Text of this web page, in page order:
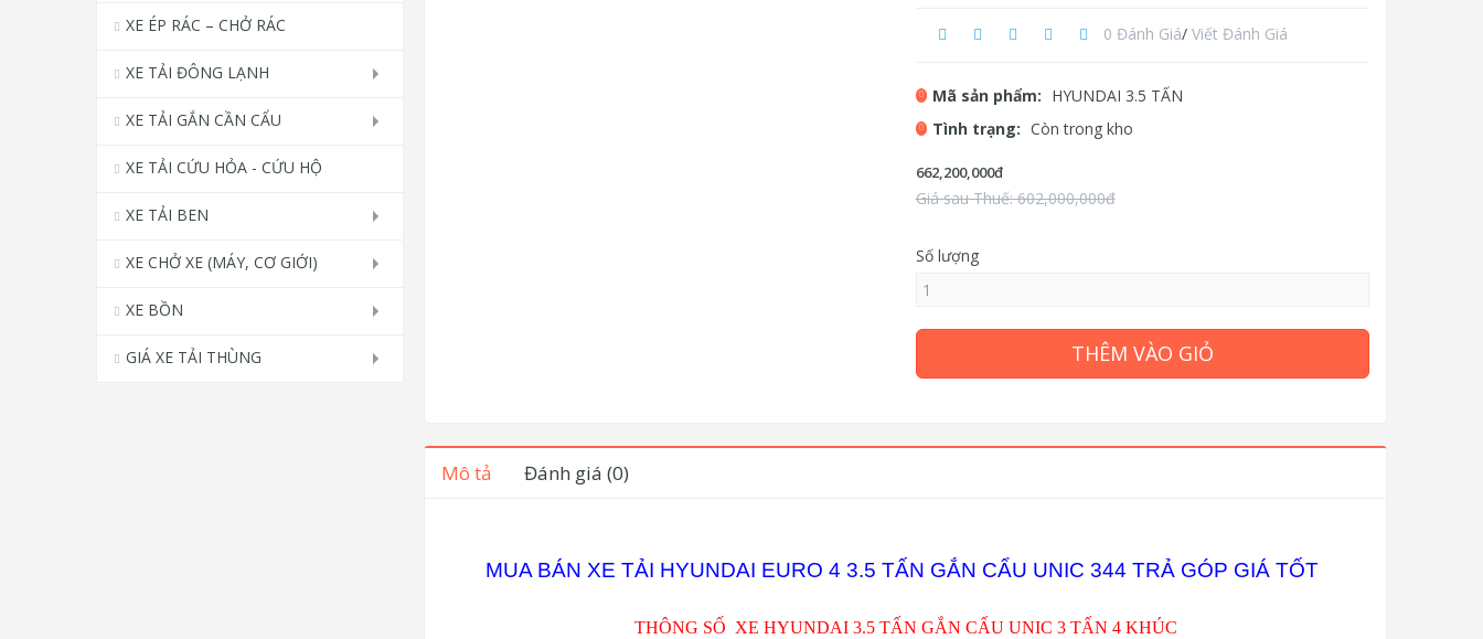
XE ÉP RÁC – CHỞ RÁC
XE TẢI ĐÔNG LẠNH
XE TẢI GẮN CẦN CẨU
XE TẢI CỨU HỎA - CỨU HỘ
XE TẢI BEN
XE CHỞ XE (MÁY, CƠ GIỚI)
XE BỒN
GIÁ XE TẢI THÙNG
0 Đánh Giá/ Viết Đánh Giá
Mã sản phẩm: HYUNDAI 3.5 TẤN
Tình trạng: Còn trong kho
662,200,000đ
Giá sau Thuế: 602,000,000đ
Số lượng
THÊM VÀO GIỎ
Mô tả Đánh giá (0)
MUA BÁN XE TẢI HYUNDAI EURO 4 3.5 TẤN GẮN CẨU UNIC 344 TRẢ GÓP GIÁ TỐT
THÔNG SỐ XE HYUNDAI 3.5 TẤN GẮN CẨU UNIC 3 TẤN 4 KHÚC